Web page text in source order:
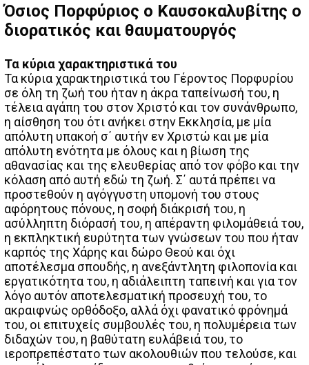
Όσιος Πορφύριος ο Καυσοκαλυβίτης ο
διορατικός και θαυματουργός
Τα κύρια χαρακτηριστικά του
Τα κύρια χαρακτηριστικά του Γέροντος Πορφυρίου
σε όλη τη ζωή του ήταν η άκρα ταπείνωσή του, η
τέλεια αγάπη του στον Χριστό και τον συνάνθρωπο,
η αίσθηση του ότι ανήκει στην Εκκλησία, με μία
απόλυτη υπακοή σ΄ αυτήν εν Χριστώ και με μία
απόλυτη ενότητα με όλους και η βίωση της
αθανασίας και της ελευθερίας από τον φόβο και την
κόλαση από αυτή εδώ τη ζωή. Σ΄ αυτά πρέπει να
προστεθούν η αγόγγυστη υπομονή του στους
αφόρητους πόνους, η σοφή διάκρισή του, η
ασύλληπτη διόρασή του, η απέραντη φιλομάθειά του,
η εκπληκτική ευρύτητα των γνώσεων του που ήταν
καρπός της Χάρης και δώρο Θεού και όχι
αποτέλεσμα σπουδής, η ανεξάντλητη φιλοπονία και
εργατικότητα του, η αδιάλειπτη ταπεινή και για τον
λόγο αυτόν αποτελεσματική προσευχή του, το
ακραιφνώς ορθόδοξο, αλλά όχι φανατικό φρόνημά
του, οι επιτυχείς συμβουλές του, η πολυμέρεια των
διδαχών του, η βαθύτατη ευλάβειά του, το
ιεροπρεπέστατο των ακολουθιών που τελούσε, και